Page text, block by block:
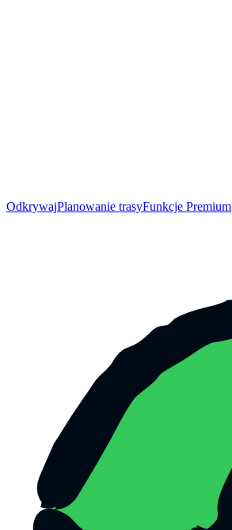
OdkrywajPlanowanie trasyFunkcje Premium